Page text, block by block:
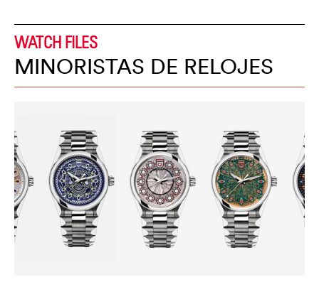
WATCH FILES
MINORISTAS DE RELOJES